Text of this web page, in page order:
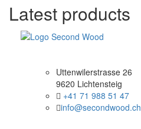
Latest products
Uttenwilerstrasse 26
9620 Lichtensteig
+41 71 988 51 47
info@secondwood.ch